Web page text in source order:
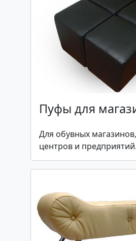
Пуфы для
Для обувных
центров и предприятий.